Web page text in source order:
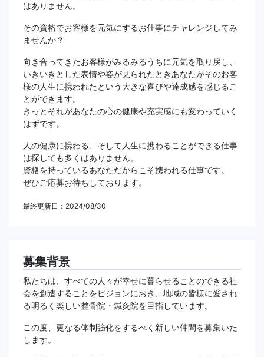
はありません。
その資格でお客様を元気にするお仕事にチャレンジしてみ
ませんか？
向き合ってきたお客様がみるみるうちに元気を取り戻し、
いきいきとした表情や姿が見られたときあなたがそのお客
様の人生に携われたという大きな喜びや達成感を感じるこ
とができます。
きっとそれがあなたの心の健康や充実感にも変わっていく
はずです。
人の健康に携わる、そして人生に携わることができる仕事
は探しても多くはありません。
資格を持っているあなただからこそ携われる仕事です。
ぜひご応募お待ちしております。
最終更新日：2024/08/30
募集背景
私たちは、すべての人々が幸せに暮らせることのできる社
会を創造することをビジョンにおき、地域の皆様に愛され
る明るく楽しい整骨院・鍼灸院を目指しています。
この度、更なる体制強化をするべく新しい仲間を募集いた
します。